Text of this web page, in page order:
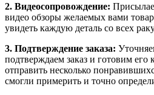
2. Видеосопровождение:
видео обзоры желаемых вами
увидеть каждую деталь со всех
3. Подтверждение заказа:
подтверждаем заказ и готовим
отправить несколько
смогли примерить и точно